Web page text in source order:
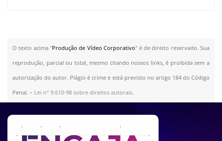
O texto acima "Produção de Vídeo Corporativo" é de direito reservado. Sua
reprodução, parcial ou total, mesmo citando nossos links, é proibida sem a
autorização do autor. Plágio é crime e está previsto no artigo 184 do Código
Penal. – Lei n° 9.610-98 sobre direitos autorais.